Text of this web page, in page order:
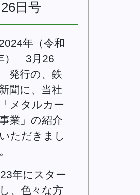
26日号
年（令和
） 3月26
発行の、鉄
聞に、当社
メタルカー
事業」の紹介
ただきまし
年にスター
し、色々な方